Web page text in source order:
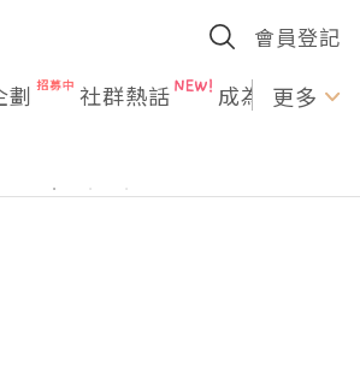
會員登記
劃 社群熱話 成為U更多